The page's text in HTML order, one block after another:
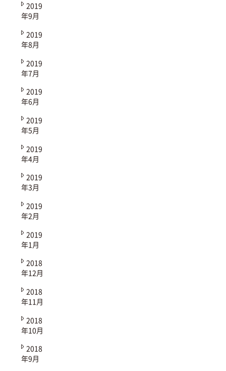
2019
年9月
2019
年8月
2019
年7月
2019
年6月
2019
年5月
2019
年4月
2019
年3月
2019
年2月
2019
年1月
2018
年12月
2018
年11月
2018
年10月
2018
年9月